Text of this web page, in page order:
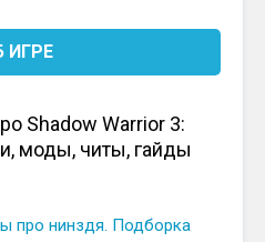
ИГРЕ
Shadow Warrior 3:
моды, читы, гайды
про нинздя. Подборка